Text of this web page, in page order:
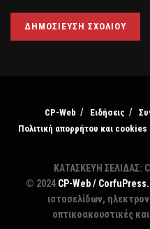
CP-Web Ειδήσεις
Πολιτική απορρήτου και cookies
ΚΑΤΑΣΚΕΥΗ ΣΕΛΙΔΑΣ:
© 2024 CP-Web /
ιστοσελίδων,
οπτικοακουστικές